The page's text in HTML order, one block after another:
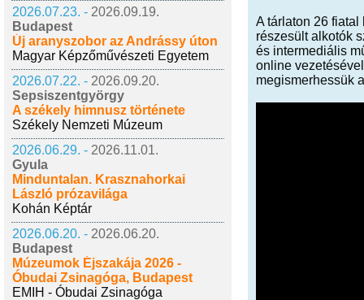
2026.07.23. - 2026.09.19.
Budapest
Új aranyszobor az Andrássy úton
Magyar Képzőművészeti Egyetem
2026.07.22. - 2026.09.20.
Sepsiszentgyörgy
A székely himnusz története
Székely Nemzeti Múzeum
2026.06.29. - 2026.11.01.
Gyula
Minduntalan. Krasznahorkai
László prózavilága
Kohán Képtár
2026.06.20. - 2026.06.20.
Budapest
Múzeumok Éjszakája 2026 -
Óbudai Zsinagóga, Budapest
EMIH - Óbudai Zsinagóga
A tárlaton 26
részesült alkotók
és intermediális
online
megismerhessük